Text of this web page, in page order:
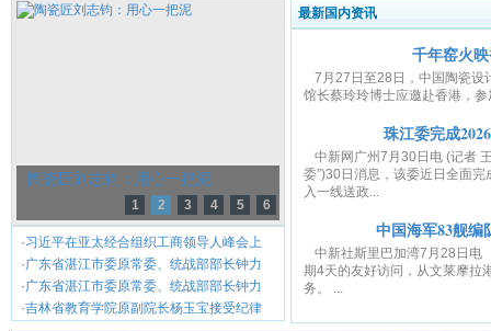
陶瓷匠刘志钧：用心一把泥
1 2 3 4 5 6
·习近平在亚太经合组织工商领导人峰会上
·广东省湛江市委原常委、统战部部长钟力
·广东省湛江市委原常委、统战部部长钟力
·吉林省教育学院原副院长杨玉宝接受纪律
最新国内资讯
千年窑火
7月27日至28日，中国陶瓷设
馆长蔡玲玲博士应邀赴香港，
珠江委完成
中新网广州7月30日电 (记者
委”)30日消息，该委近日全面
入一线送政...
中国海军83舰编
中新社斯里巴加湾7月28日
期4天的友好访问，从文莱摩拉
务。 ...